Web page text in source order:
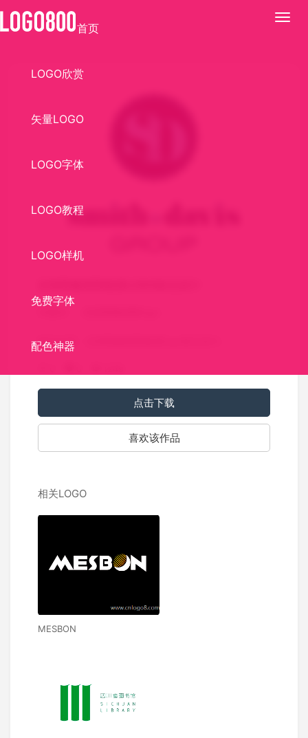
展
首页
LOGO欣赏
矢量LOGO
LOGO字体
LOGO教程
LOGO样机
免费字体
配色神器
标志介绍：史密斯戴维斯集团logo标志设计。
点击下载
喜欢该作品
相关LOGO
MESBON